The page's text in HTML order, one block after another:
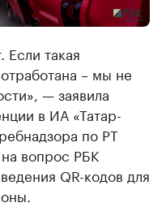
Если такая
– мы не
— заявила
в ИА «Татар-
по РТ
вопрос РБК
QR-кодов для